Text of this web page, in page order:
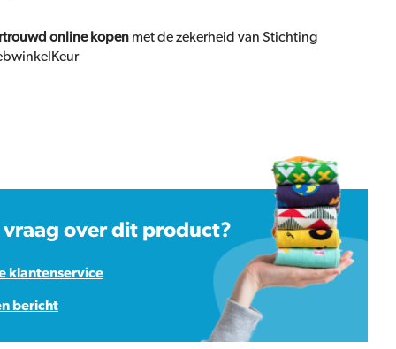
online kopen met de zekerheid van Stichting
vraag over dit product?
klantenservice
bericht